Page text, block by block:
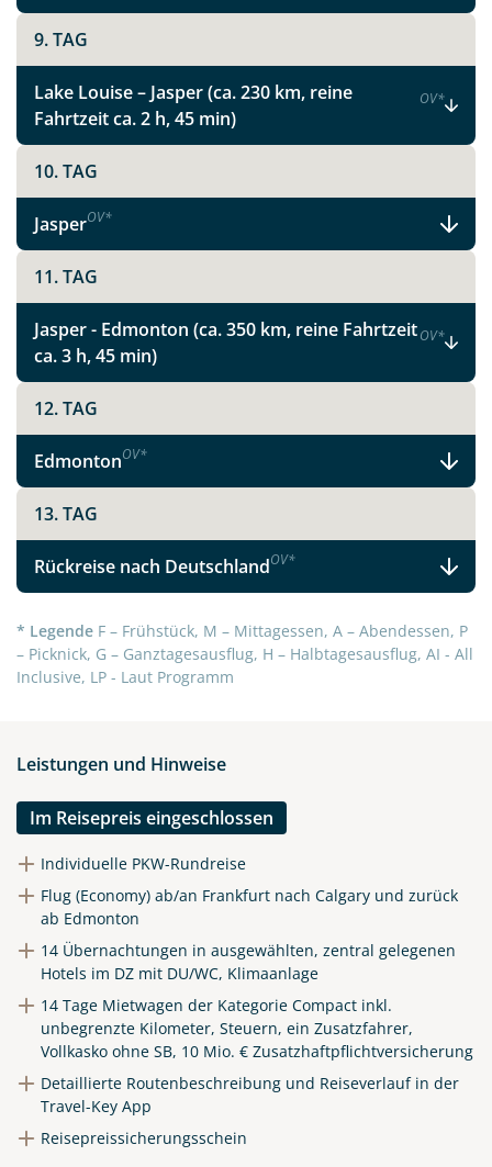
Teile diese Reise
Entdecken Sie Albertas Rockies und seine
Prärielandschaften
Instagram
X
WhatsApp
Telegram
per E-Mail senden
Link kopieren
9. TAG
Lake Louise – Jasper (ca. 230 km, reine
Fahrtzeit ca. 2 h, 45 min)
OV*
10. TAG
JasperOV*
11. TAG
Jasper - Edmonton (ca. 350 km, reine Fahrtzeit
ca. 3 h, 45 min)
OV*
12. TAG
EdmontonOV*
13. TAG
Rückreise nach DeutschlandOV*
* Legende F – Frühstück, M – Mittagessen, A – Abendessen, P
– Picknick, G – Ganztagesausflug, H – Halbtagesausflug, AI - All
Inclusive, LP - Laut Programm
Leistungen und Hinweise
Im Reisepreis eingeschlossen
Individuelle PKW-Rundreise
Flug (Economy) ab/an Frankfurt nach Calgary und zurück
ab Edmonton
14 Übernachtungen in ausgewählten, zentral gelegenen
Hotels im DZ mit DU/WC, Klimaanlage
14 Tage Mietwagen der Kategorie Compact inkl.
unbegrenzte Kilometer, Steuern, ein Zusatzfahrer,
Vollkasko ohne SB, 10 Mio. € Zusatzhaftpflichtversicherung
Detaillierte Routenbeschreibung und Reiseverlauf in der
Travel-Key App
Reisepreissicherungsschein